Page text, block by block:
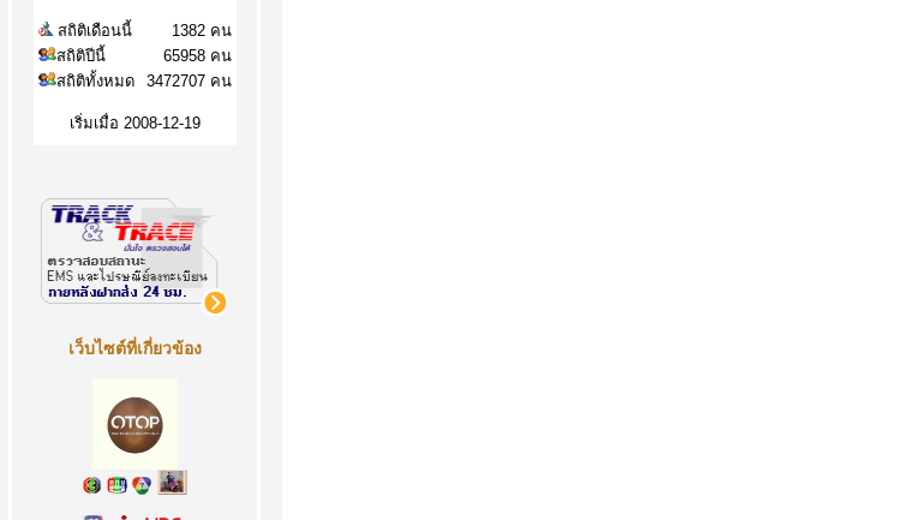
สถิติเดือนนี้
สถิติปีนี้
สถิติทั้งหมด
1382 คน
65958 คน
3472707 คน
เริ่มเมื่อ 2008-12-19
เว็บไซต์ที่เกี่ยวข้อง